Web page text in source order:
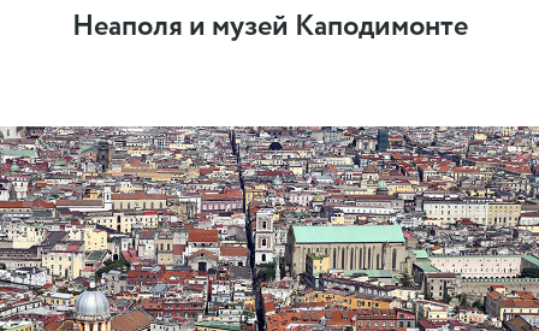
Неаполя и музей Каподимонте